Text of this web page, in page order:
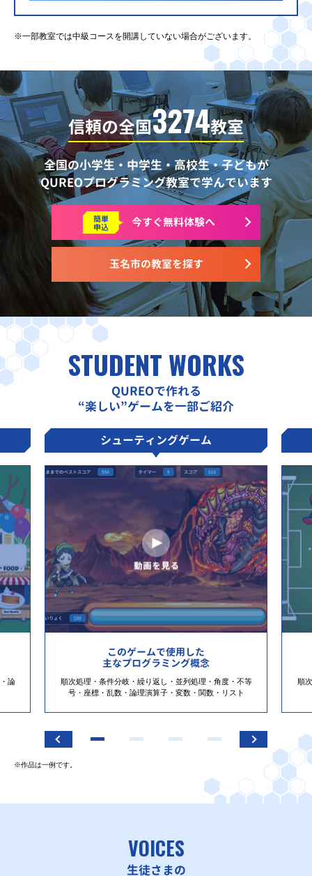
※一部教室では中級コースを開講していない場合がございます。
信頼の全国3274教室
全国の小学生・中学生・高校生・子どもが
QUREOプログラミング教室で学んでいます
玉名市の教室を探す
簡単
申込 今すぐ無料体験へ
STUDENT WORKS
QUREOで作れる
“楽しい”ゲームを一部ご紹介
論
シューティングゲーム
このゲームで使用した
主なプログラミング概念
順次処理・条件分岐・繰り返し・並列処理・角度・不等
号・座標・乱数・論理演算子・変数・関数・リスト
順
※作品は一例です。
VOICES
生徒さまの